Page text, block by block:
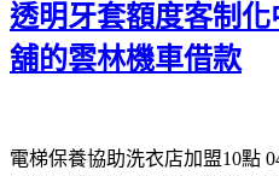
日
期:
透明牙套額度客制
舖的雲林機車借款
電梯保養協助洗衣店加盟10點